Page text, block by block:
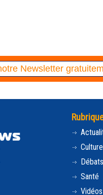
Culture
Débats
Santé
Vidéos